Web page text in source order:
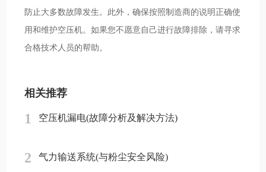
防止大多数故障发生。此外，确保按照制造商的说明正确使
用和维护空压机。如果您不愿意自己进行故障排除，请寻求
合格技术人员的帮助。
相关推荐
1 空压机漏电(故障分析及解决方法)
2 气力输送系统(与粉尘安全风险)